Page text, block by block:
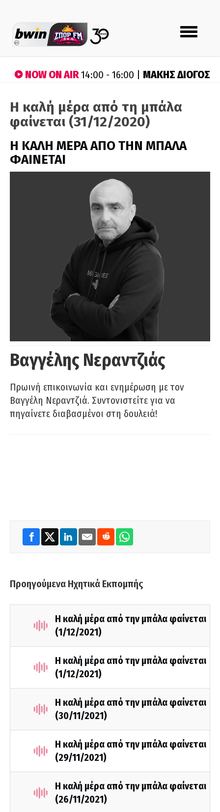
Toggle
navigation
NOW ON AIR14:00 - 16:00 | ΜΑΚΗΣ ΔΙΟΓΟΣ
Η καλή μέρα από τη μπάλα
φαίνεται (31/12/2020)
H ΚΑΛΗ ΜΕΡΑ ΑΠΟ ΤΗΝ ΜΠΑΛΑ
ΦΑΙΝΕΤΑΙ
Βαγγέλης Νεραντζιάς
Πρωινή επικοινωνία και ενημέρωση με τον
Βαγγέλη Νεραντζιά. Συντονιστείτε για να
πηγαίνετε διαβασμένοι στη δουλειά!
Προηγούμενα Ηχητικά Εκπομπής
Η καλή μέρα από την μπάλα φαίνεται
(1/12/2021)
Η καλή μέρα από την μπάλα φαίνεται
(1/12/2021)
Η καλή μέρα από την μπάλα φαίνεται
(30/11/2021)
Η καλή μέρα από την μπάλα φαίνεται
(29/11/2021)
Η καλή μέρα από την μπάλα φαίνεται
(26/11/2021)